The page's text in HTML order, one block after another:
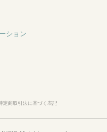
ション
定商取引法に基づく表記